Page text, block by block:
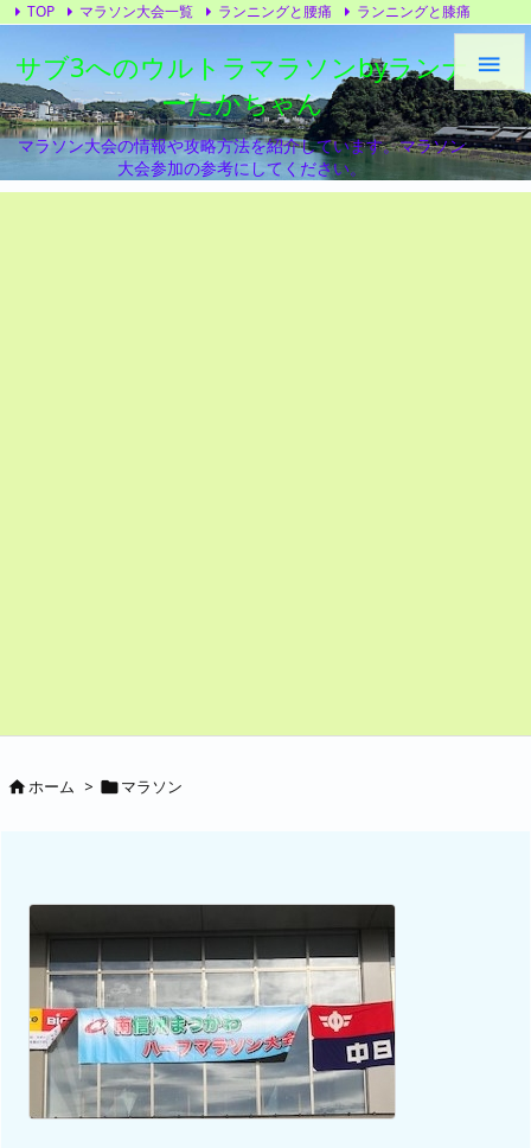
サブ3へのウルトラマラソンbyランナ
ーたかちゃん
マラソン大会の情報や攻略方法を紹介しています。マラソン
大会参加の参考にしてください。

TOP マラソン大会一覧 ランニングと腰痛
ランニングと膝痛
ホーム > マラソン